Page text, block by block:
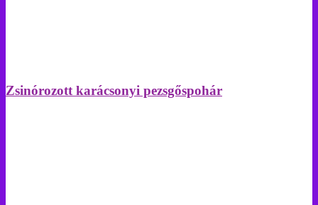
Zsinórozott karácsonyi pezsgőspohár